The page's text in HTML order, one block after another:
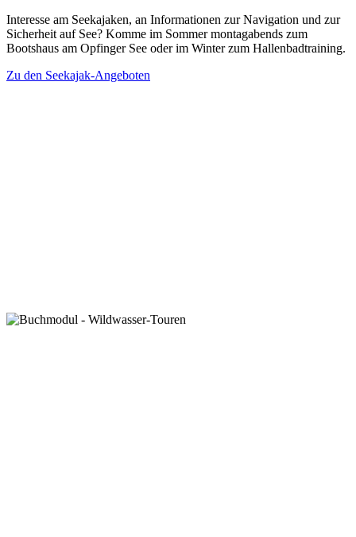
Interesse am Seekajaken, an Informationen zur Navigation und zur
Sicherheit auf See? Komme im Sommer montagabends zum
Bootshaus am Opfinger See oder im Winter zum Hallenbadtraining.
Zu den Seekajak-Angeboten